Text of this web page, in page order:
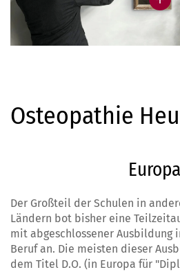
Osteopathie
Europa
Der Großteil der Schulen in
Ländern bot bisher eine
mit abgeschlossener Ausbildung
Beruf an. Die meisten dieser
dem Titel D.O. (in Europa für